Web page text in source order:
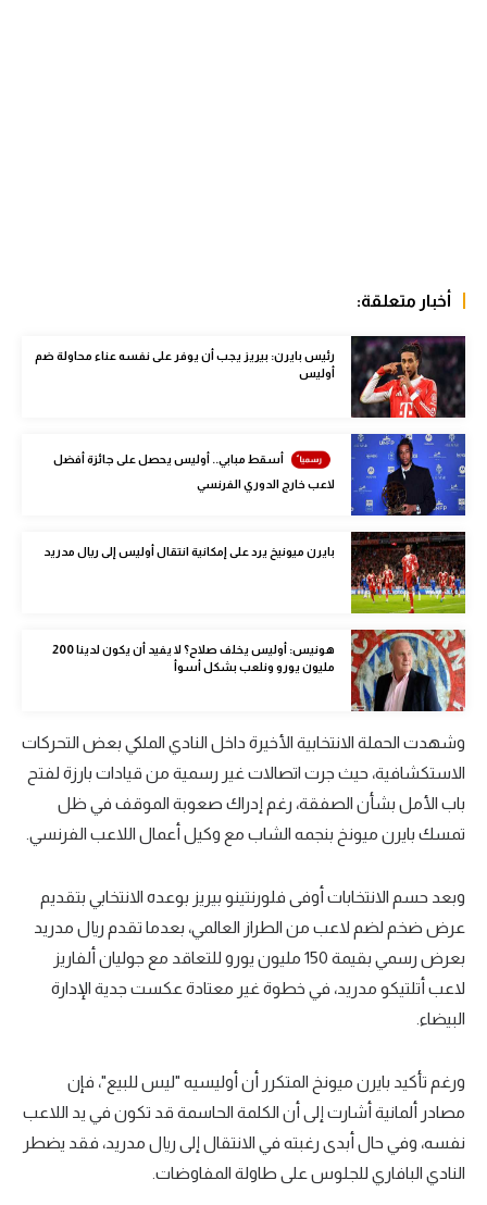
تحقيق في الجول
تقرير في الجول
تحليل في الجول
حكايات في الجول
كويز في الجول
فيديو في الجول
أخبار متعلقة:
رئيس بايرن: بيريز يجب أن يوفر على نفسه عناء محاولة ضم
أوليس
أسقط مبابي.. أوليس يحصل على جائزة أفضل
لاعب خارج الدوري الفرنسي
بايرن ميونيخ يرد على إمكانية انتقال أوليس إلى ريال مدريد
هونيس: أوليس يخلف صلاح؟ لا يفيد أن يكون لدينا 200
مليون يورو ونلعب بشكل أسوأ
وشهدت الحملة الانتخابية الأخيرة داخل النادي الملكي بعض التحركات
الاستكشافية، حيث جرت اتصالات غير رسمية من قيادات بارزة لفتح
باب الأمل بشأن الصفقة، رغم إدراك صعوبة الموقف في ظل
تمسك بايرن ميونخ بنجمه الشاب مع وكيل أعمال اللاعب الفرنسي.
وبعد حسم الانتخابات أوفى فلورنتينو بيريز بوعده الانتخابي بتقديم
عرض ضخم لضم لاعب من الطراز العالمي، بعدما تقدم ريال مدريد
بعرض رسمي بقيمة 150 مليون يورو للتعاقد مع جوليان ألفاريز
لاعب أتلتيكو مدريد، في خطوة غير معتادة عكست جدية الإدارة
البيضاء.
ورغم تأكيد بايرن ميونخ المتكرر أن أوليسيه "ليس للبيع"، فإن
مصادر ألمانية أشارت إلى أن الكلمة الحاسمة قد تكون في يد اللاعب
نفسه، وفي حال أبدى رغبته في الانتقال إلى ريال مدريد، فقد يضطر
النادي البافاري للجلوس على طاولة المفاوضات.